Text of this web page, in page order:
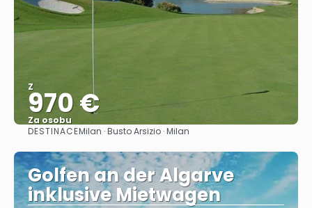
Z
970 €
Za osobu
Zobrazit
DESTINACEMilan · Busto Arsizio · Milan
Golfen an der Algarve
inklusive Mietwagen